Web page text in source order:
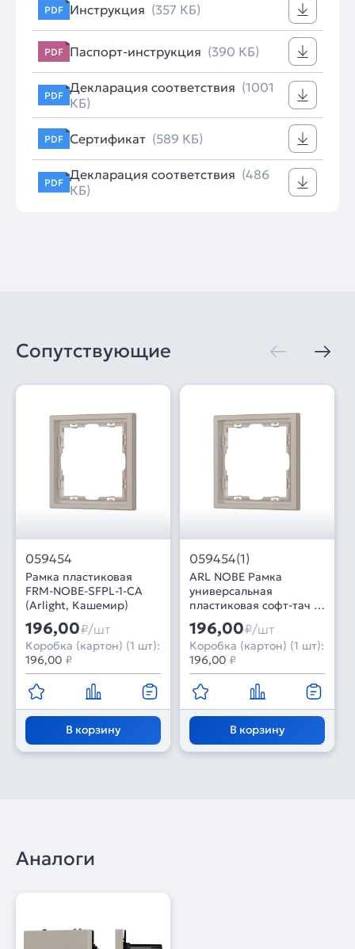
PDF Инструкция (357 КБ)
PDF Паспорт-инструкция (390 КБ)
PDF Декларация соответствия (1001
КБ)
PDF Сертификат (589 КБ)
PDF Декларация соответствия (486
КБ)
Сопутствующие
059454
Рамка пластиковая
FRM-NOBE-SFPL-1-CA
(Arlight, Кашемир)
196,00₽/шт
Коробка (картон) (1 шт):
196,00 ₽
В корзину
059454(1)
ARL NOBE Рамка
универсальная
пластиковая софт-тач 1
пост кашемир FRM-
SFPL-1-CA (Arlight, -)
196,00₽/шт
Коробка (картон) (1 шт):
196,00 ₽
В корзину
Аналоги